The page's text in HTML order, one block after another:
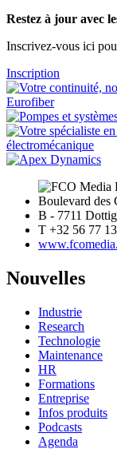
Restez à jour avec
Inscrivez-vous ici
Inscription
Boulevard des
B - 7711
T +32 56 77
Nouvelles
Industrie
Research
Technologie
Maintenance
HR
Formations
Entreprise
Infos produits
Podcasts
Agenda